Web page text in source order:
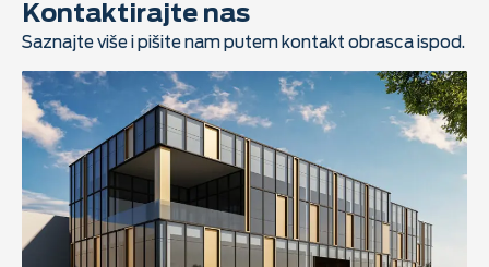
Kontaktirajte nas
Saznajte više i pišite nam putem kontakt obrasca ispod.